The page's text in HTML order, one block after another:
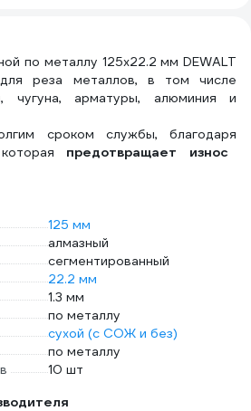
,ширина по ладони
112мм) , WP371019
по металлу 125х22.2 мм DEWALT
реза металлов, в том числе
чугуна, арматуры, алюминия и
сроком службы, благодаря
предотвращает износ
125 мм
алмазный
сегментированный
22.2 мм
1.3 мм
по металлу
сухой (с СОЖ и без)
по металлу
10 шт